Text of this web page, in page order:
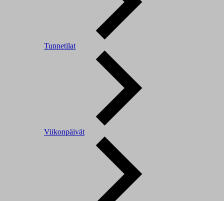
Tunnetilat
Viikonpäivät